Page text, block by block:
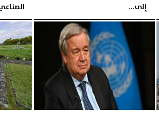
إلى...
الجمعة، 31 يوليو 2026 02:58 مـ الجمعة، 31 يوليو 2026